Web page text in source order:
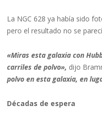
La NGC 628 ya había sido
pero el resultado no se
«Miras esta galaxia con
carriles de polvo», dijo
polvo en esta galaxia, en
Décadas de espera